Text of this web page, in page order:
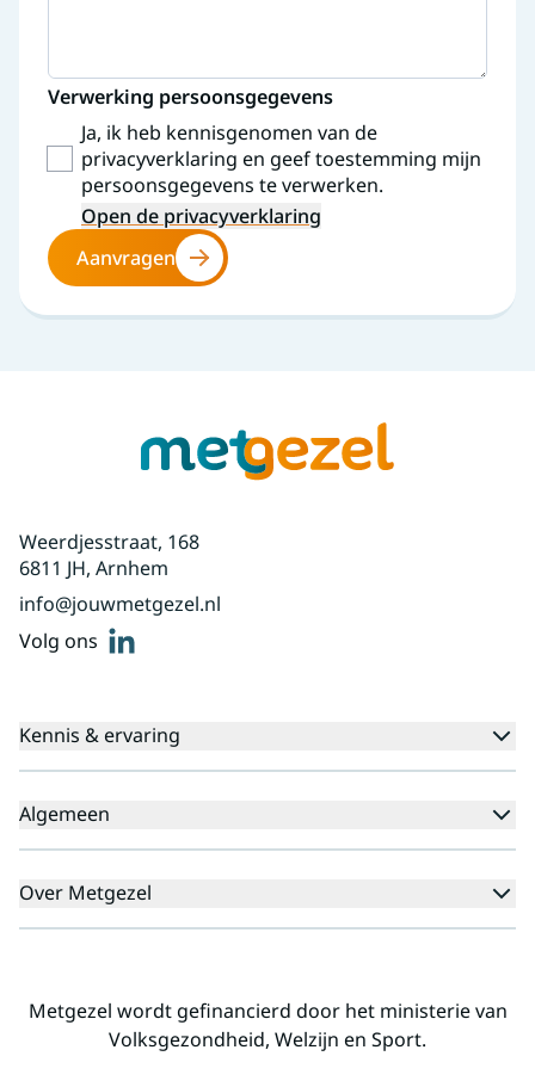
Verwerking persoonsgegevens
Ja, ik heb kennisgenomen van de
privacyverklaring en geef toestemming mijn
persoonsgegevens te verwerken.
Open de privacyverklaring
Aanvragen
Weerdjesstraat, 168
6811 JH, Arnhem
info@jouwmetgezel.nl
Volg ons linkedin
Kennis & ervaring
Agenda
Voor cliënten
Algemeen
Aanmeldprocedure
Klachten
Over Metgezel
Landelijk
Regio's
Alliantiepartners
Metgezel wordt gefinancierd door het ministerie van
Volksgezondheid, Welzijn en Sport.